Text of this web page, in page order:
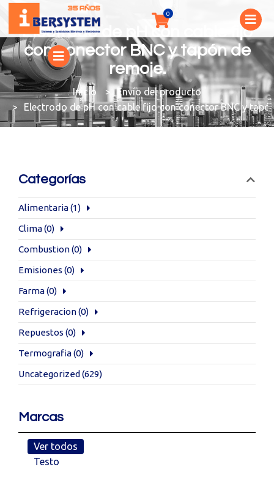
Electrodo de pH con cable fijo
con conector BNC y tapón de
remoje.
You are here:
Envío del producto
Electrodo de pH con cable fijo con conector BNC y
Categorías
Alimentaria(1)
Clima(0)
Combustion(0)
Emisiones (0)
Farma(0)
Refrigeracion(0)
Repuestos (0)
Termografia(0)
Uncategorized (629)
Marcas
Ver todos
Testo